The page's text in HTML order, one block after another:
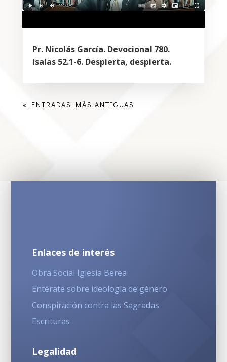
Pr. Nicolás García. Devocional 780.
Isaías 52.1-6. Despierta, despierta.
« ENTRADAS MÁS ANTIGUAS
Enlaces de interés
Obra Social Iglesia Berea
Entérate sobre ideología de género
Conspiración contra las Sagradas
Escrituras
Legalidad